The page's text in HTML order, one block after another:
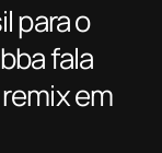
para o
fala
em